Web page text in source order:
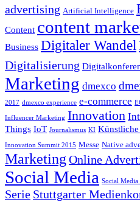
advertising Artificial Intelligence
Content content
Business Digitaler Wandel
Digitalisierung
Marketing dmexco
2017 dmexco experience e-commerce
Influencer Marketing Innovation
Things IoT Journalismus KI
Innovation Summit 2015 Messe Native
MarketingOnline
Social Media Social
Serie Stuttgarter